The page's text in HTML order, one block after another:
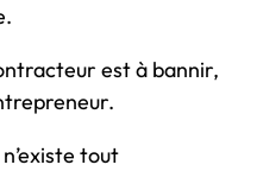
est à bannir,
tout